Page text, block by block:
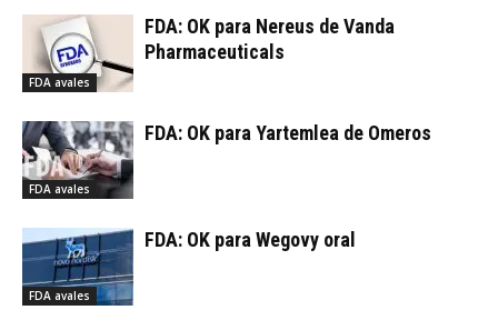
FDA avales
FDA: OK para Nereus de Vanda
Pharmaceuticals
FDA avales
FDA: OK para Yartemlea de Omeros
FDA avales
FDA: OK para Wegovy oral